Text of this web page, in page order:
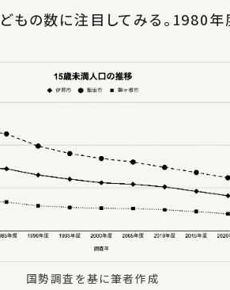
もの数に注目してみる。1980
国勢調査を基に筆者作成